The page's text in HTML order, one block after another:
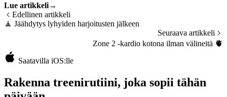
Lue artikkeli→
Edellinen artikkeli
🧘 Jäähdytys lyhyiden harjoitusten jälkeen
Seuraava artikkeli
Zone 2 -kardio kotona ilman välineitä 🫀
Saatavilla iOS:lle
Rakenna treenirutiini, joka sopii tähän